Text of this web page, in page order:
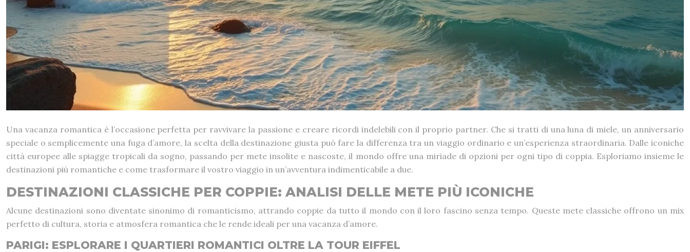
Una vacanza romantica è l’occasione perfetta per ravvivare la passione e creare ricordi indelebili con il proprio partner. Che si tratti di una luna di miele, un anniversario
speciale o semplicemente una fuga d’amore, la scelta della destinazione giusta può fare la differenza tra un viaggio ordinario e un’esperienza straordinaria. Dalle iconiche
città europee alle spiagge tropicali da sogno, passando per mete insolite e nascoste, il mondo offre una miriade di opzioni per ogni tipo di coppia. Esploriamo insieme le
destinazioni più romantiche e come trasformare il vostro viaggio in un’avventura indimenticabile a due.
DESTINAZIONI CLASSICHE PER COPPIE: ANALISI DELLE METE PIÙ ICONICHE
Alcune destinazioni sono diventate sinonimo di romanticismo, attrando coppie da tutto il mondo con il loro fascino senza tempo. Queste mete classiche offrono un mix
perfetto di cultura, storia e atmosfera romantica che le rende ideali per una vacanza d’amore.
PARIGI: ESPLORARE I QUARTIERI ROMANTICI OLTRE LA TOUR EIFFEL